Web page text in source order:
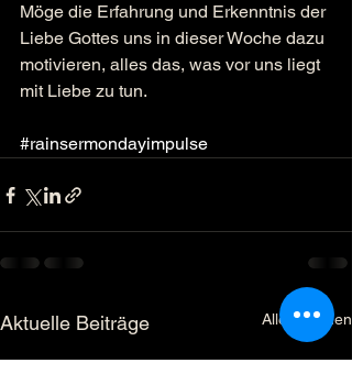
Möge die Erfahrung und Erkenntnis der
Liebe Gottes uns in dieser Woche dazu
motivieren, alles das, was vor uns liegt
mit Liebe zu tun.
#rainsermondayimpulse
Aktuelle Beiträge Alle ansehen